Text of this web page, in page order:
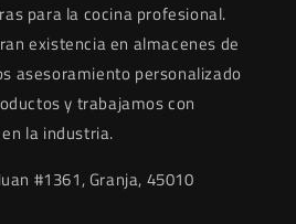
para la cocina profesional.
existencia en almacenes de
asesoramiento personalizado
y trabajamos con
la industria.
#1361, Granja, 45010